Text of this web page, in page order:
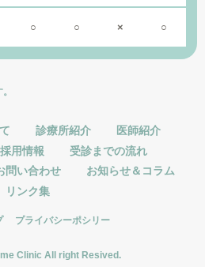
診療所紹介
医師紹介
採用情報
受診までの流れ
問い合わせ
お知らせ＆コラム
リンク集
プライバシーポシリー
Clinic All right Resived.
○ ○ × ○